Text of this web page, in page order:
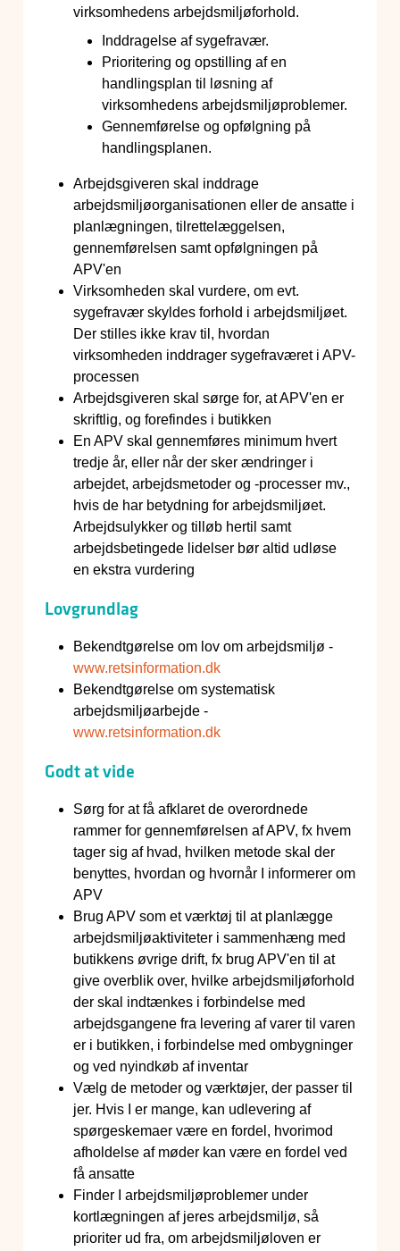
virksomhedens arbejdsmiljøforhold.
Inddragelse af sygefravær.
Prioritering og opstilling af en
handlingsplan til løsning af
virksomhedens arbejdsmiljøproblemer.
Gennemførelse og opfølgning på
handlingsplanen.
Arbejdsgiveren skal inddrage
arbejdsmiljøorganisationen eller de ansatte i
planlægningen, tilrettelæggelsen,
gennemførelsen samt opfølgningen på
APV'en
Virksomheden skal vurdere, om evt.
sygefravær skyldes forhold i arbejdsmiljøet.
Der stilles ikke krav til, hvordan
virksomheden inddrager sygefraværet i APV-
processen
Arbejdsgiveren skal sørge for, at APV'en er
skriftlig, og forefindes i butikken
En APV skal gennemføres minimum hvert
tredje år, eller når der sker ændringer i
arbejdet, arbejdsmetoder og -processer mv.,
hvis de har betydning for arbejdsmiljøet.
Arbejdsulykker og tilløb hertil samt
arbejdsbetingede lidelser bør altid udløse
en ekstra vurdering
Lovgrundlag
Bekendtgørelse om lov om arbejdsmiljø -
www.retsinformation.dk
Bekendtgørelse om systematisk
arbejdsmiljøarbejde -
www.retsinformation.dk
Godt at vide
Sørg for at få afklaret de overordnede
rammer for gennemførelsen af APV, fx hvem
tager sig af hvad, hvilken metode skal der
benyttes, hvordan og hvornår I informerer om
APV
Brug APV som et værktøj til at planlægge
arbejdsmiljøaktiviteter i sammenhæng med
butikkens øvrige drift, fx brug APV'en til at
give overblik over, hvilke arbejdsmiljøforhold
der skal indtænkes i forbindelse med
arbejdsgangene fra levering af varer til varen
er i butikken, i forbindelse med ombygninger
og ved nyindkøb af inventar
Vælg de metoder og værktøjer, der passer til
jer. Hvis I er mange, kan udlevering af
spørgeskemaer være en fordel, hvorimod
afholdelse af møder kan være en fordel ved
få ansatte
Finder I arbejdsmiljøproblemer under
kortlægningen af jeres arbejdsmiljø, så
prioriter ud fra, om arbejdsmiljøloven er